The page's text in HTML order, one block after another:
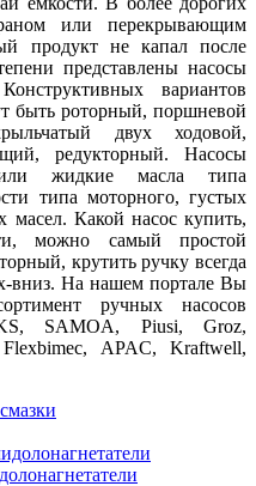
или перекрывающим
продукт не капал после
представлены насосы
вариантов
быть роторный, поршневой
двух ходовой,
редукторный. Насосы
жидкие масла типа
типа моторного, густых
Какой насос купить,
можно самый простой
крутить ручку всегда
вниз. На нашем портале Вы
ручных насосов
SAMOA, Piusi, Groz,
APAC, Kraftwell,